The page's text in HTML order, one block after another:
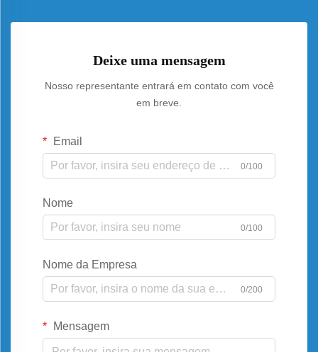
Deixe uma mensagem
Nosso representante entrará em contato com você
em breve.
Email
0/100
Nome
0/100
Nome da Empresa
0/200
Mensagem